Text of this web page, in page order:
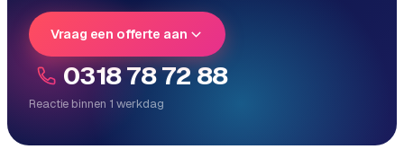
Vraag een offerte aan
0318 78 72 88
Reactie binnen 1 werkdag
Direct persoonlijk contact, geen ticketsysteem